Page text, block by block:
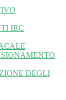
IRC
DEGLI